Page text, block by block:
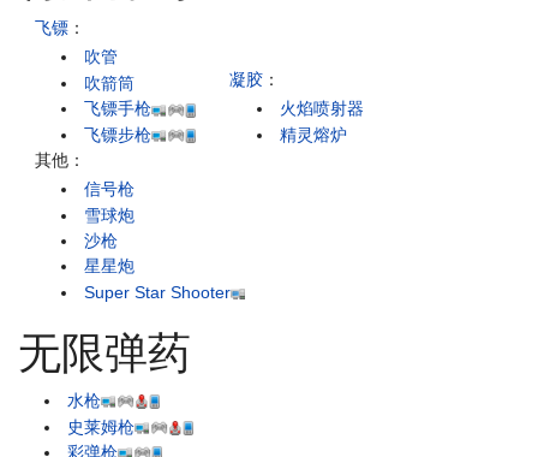
飞镖 ：
吹管
吹箭筒
飞镖手枪
飞镖步枪
凝胶 ：
火焰喷射器
精灵熔炉
其他：
信号枪
雪球炮
沙枪
星星炮
Super Star Shooter
无限弹药
水枪
史莱姆枪
彩弹枪